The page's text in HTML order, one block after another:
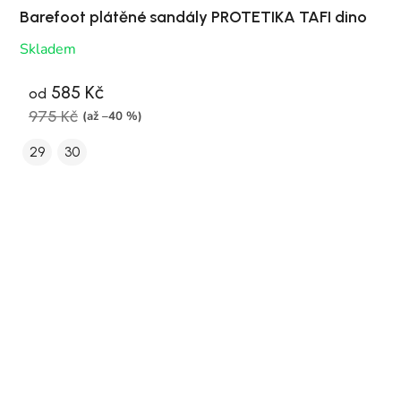
Barefoot plátěné sandály PROTETIKA TAFI dino
Skladem
od 585 Kč
975 Kč (až –40 %)
29 30